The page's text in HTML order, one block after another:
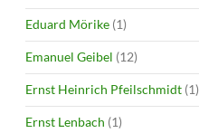
Eduard Mörike (1)
Emanuel Geibel (12)
Ernst Heinrich Pfeilschmidt (1)
Ernst Lenbach (1)